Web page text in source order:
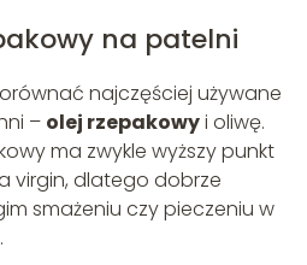
na patelni
najczęściej używane
– olej rzepakowyi oliwę.
ma zwykle wyższy punkt
virgin, dlatego dobrze
smażeniu czy pieczeniu w